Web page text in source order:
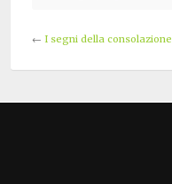
← I segni della consolazione